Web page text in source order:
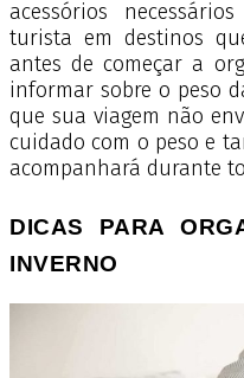
acessórios
turista em destinos
antes de começar a
informar sobre o peso
que sua viagem não
cuidado com o peso e
acompanhará durante
DICAS PARA
INVERNO